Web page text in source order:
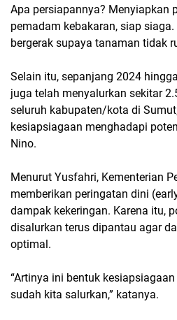
Apa persiapannya? Menyiapkan
pemadam kebakaran, siap
bergerak supaya tanaman tidak
Selain itu, sepanjang 2024
juga telah menyalurkan sekitar
seluruh kabupaten/kota di
kesiapsiagaan menghadapi
Nino.
Menurut Yusfahri, Kementerian
memberikan peringatan dini
dampak kekeringan. Karena itu,
disalurkan terus dipantau agar
optimal.
“Artinya ini bentuk
sudah kita salurkan,” katanya.